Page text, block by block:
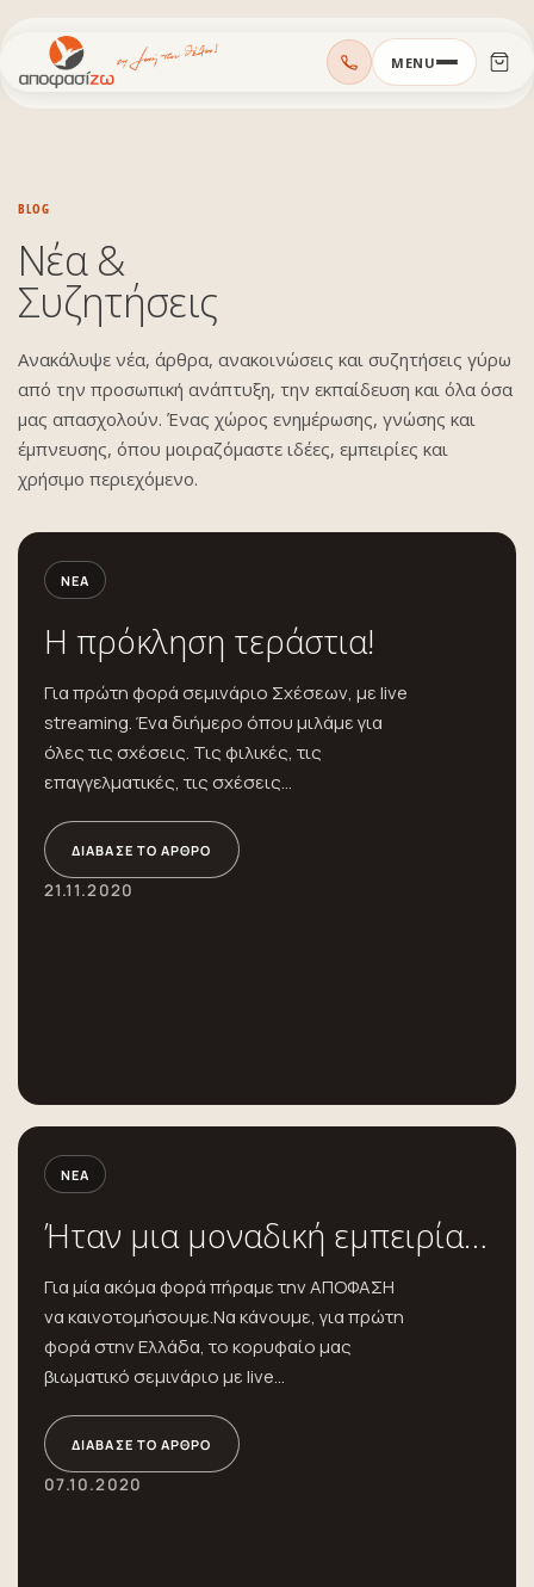
Μεταπηδήστε
στο
MENU
BLOG
Νέα &
Συζητήσεις
Ανακάλυψε νέα, άρθρα, ανακοινώσεις και συζητήσεις γύρω
από την προσωπική ανάπτυξη, την εκπαίδευση και όλα όσα
μας απασχολούν. Ένας χώρος ενημέρωσης, γνώσης και
έμπνευσης, όπου μοιραζόμαστε ιδέες, εμπειρίες και
χρήσιμο περιεχόμενο.
ΝΈΑ
Η πρόκληση τεράστια!
Για πρώτη φορά σεμινάριο Σχέσεων, με live
streaming. Ένα διήμερο όπου μιλάμε για
όλες τις σχέσεις. Τις φιλικές, τις
επαγγελματικές, τις σχέσεις...
ΔΙΆΒΑΣΕ ΤΟ ΆΡΘΡΟ
21.11.2020
ΝΈΑ
Ήταν μια μοναδική εμπειρία…
Για μία ακόμα φορά πήραμε την ΑΠΟΦΑΣΗ
να καινοτομήσουμε.Να κάνουμε, για πρώτη
φορά στην Ελλάδα, το κορυφαίο μας
βιωματικό σεμινάριο με live...
ΔΙΆΒΑΣΕ ΤΟ ΆΡΘΡΟ
07.10.2020